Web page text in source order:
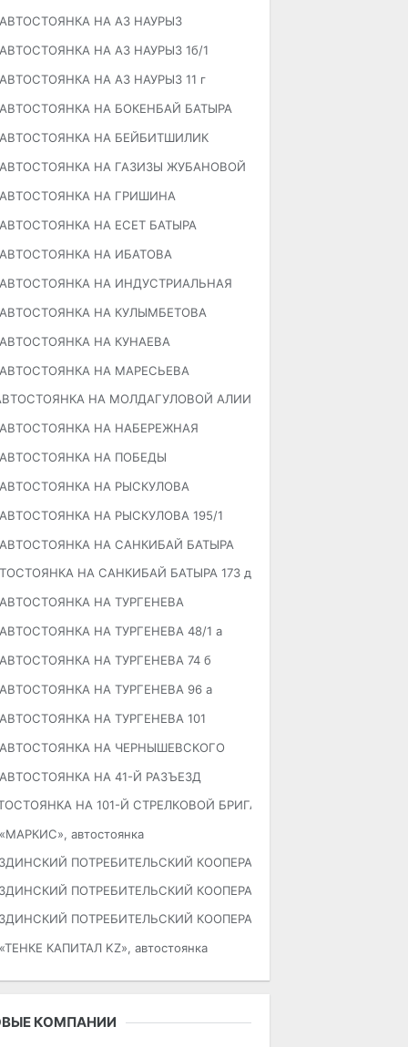
АВТОСТОЯНКА НА АЗ НАУРЫЗ
АВТОСТОЯНКА НА АЗ НАУРЫЗ 1б/1
АВТОСТОЯНКА НА АЗ НАУРЫЗ 11 г
АВТОСТОЯНКА НА БОКЕНБАЙ БАТЫРА
АВТОСТОЯНКА НА БЕЙБИТШИЛИК
АВТОСТОЯНКА НА ГАЗИЗЫ ЖУБАНОВОЙ
АВТОСТОЯНКА НА ГРИШИНА
АВТОСТОЯНКА НА ЕСЕТ БАТЫРА
АВТОСТОЯНКА НА ИБАТОВА
АВТОСТОЯНКА НА ИНДУСТРИАЛЬНАЯ
АВТОСТОЯНКА НА КУЛЫМБЕТОВА
АВТОСТОЯНКА НА КУНАЕВА
АВТОСТОЯНКА НА МАРЕСЬЕВА
НА МОЛДАГУЛОВОЙ АЛИИ
АВТОСТОЯНКА НА НАБЕРЕЖНАЯ
АВТОСТОЯНКА НА ПОБЕДЫ
АВТОСТОЯНКА НА РЫСКУЛОВА
АВТОСТОЯНКА НА РЫСКУЛОВА 195/1
АВТОСТОЯНКА НА САНКИБАЙ БАТЫРА
НА САНКИБАЙ БАТЫРА 173 д
АВТОСТОЯНКА НА ТУРГЕНЕВА
АВТОСТОЯНКА НА ТУРГЕНЕВА 48/1 а
АВТОСТОЯНКА НА ТУРГЕНЕВА 74 б
АВТОСТОЯНКА НА ТУРГЕНЕВА 96 а
АВТОСТОЯНКА НА ТУРГЕНЕВА 101
АВТОСТОЯНКА НА ЧЕРНЫШЕВСКОГО
АВТОСТОЯНКА НА 41-Й РАЗЪЕЗД
НА 101-Й СТРЕЛКОВОЙ БРИГАДЫ
«МАРКИС», автостоянка
ПОТРЕБИТЕЛЬСКИЙ КООПЕРАТИВ №6
ПОТРЕБИТЕЛЬСКИЙ КООПЕРАТИВ №7
ПОТРЕБИТЕЛЬСКИЙ КООПЕРАТИВ №8
«ТЕНКЕ КАПИТАЛ KZ», автостоянка
КОМПАНИИ